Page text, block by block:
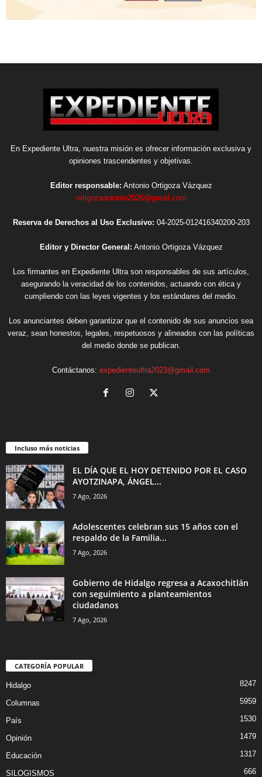
En Expediente Ultra, nuestra misión es ofrecer información exclusiva y
opiniones trascendentes y objetivas.
Editor responsable: Antonio Ortigoza Vázquez
ortigozaantonio2026@gmail.com
Reserva de Derechos al Uso Exclusivo: 04-2025-012416340200-203
Editor y Director General: Antonio Ortigoza Vázquez
Los firmantes en Expediente Ultra son responsables de sus artículos,
asegurando la veracidad de los contenidos, actuando con ética y
cumpliendo con las leyes vigentes y los estándares del medio.
Los anunciantes deben garantizar que el contenido de sus anuncios sea
veraz, sean honestos, legales, respetuosos y alineados con las políticas
del medio donde se publican.
Contáctanos: expedienteultra2023@gmail.com
Incluso más noticias
EL DÍA QUE EL HOY DETENIDO POR EL CASO
AYOTZINAPA, ÁNGEL...
7 Ago, 2026
Adolescentes celebran sus 15 años con el
respaldo de la Familia...
7 Ago, 2026
Gobierno de Hidalgo regresa a Acaxochitlán
con seguimiento a planteamientos
ciudadanos
7 Ago, 2026
CATEGORÍA POPULAR
Hidalgo 8247
Columnas 5959
País 1530
Opinión 1479
Educación 1317
SILOGISMOS 666